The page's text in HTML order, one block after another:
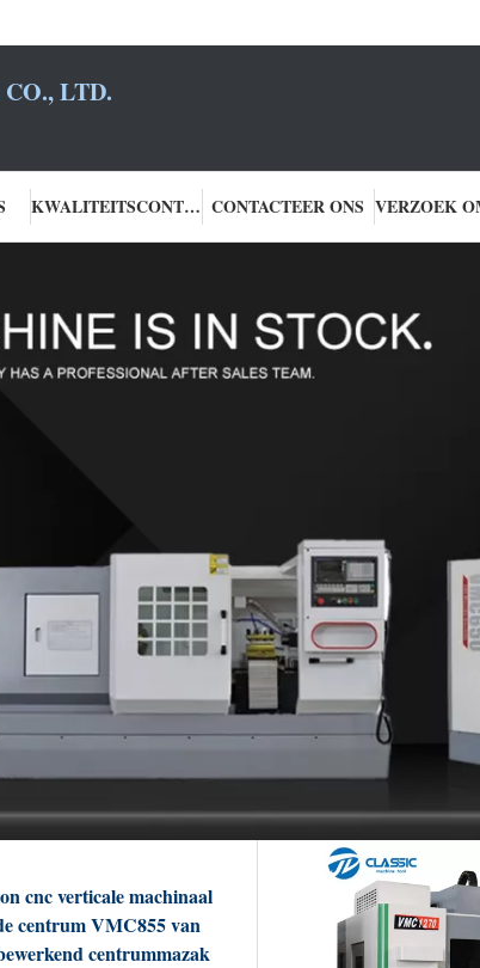
LTD.
KWALITEITSCONTROLE CONTACTEER ONS
cnc verticale machinaal
centrum VMC855 van
centrummazak